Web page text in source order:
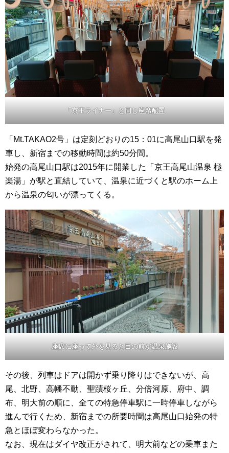
「京王ライナー」と同じ座席配置
「Mt.TAKAO2号」は定刻どおりの15：01に高尾山口駅を発
車し、新宿までの移動時間は約50分間。
始発の高尾山口駅は2015年に開業した「京王高尾山温泉 極
楽湯」が駅と直結していて、温泉に近づくと駅のホーム上
から温泉の匂いが漂ってくる。
座席に座って外を見ると目の前が温泉施設
その後、列車はドアは開かず乗り降りはできないが、高
尾、北野、高幡不動、聖蹟桜ヶ丘、分倍河原、府中、調
布、明大前の順に、全ての特急停車駅に一時停車しながら
進んで行くため、新宿までの所要時間は高尾山口始発の特
急とほぼ変わらなかった。
なお、現在はダイヤ改正がされて、明大前などの乗車また